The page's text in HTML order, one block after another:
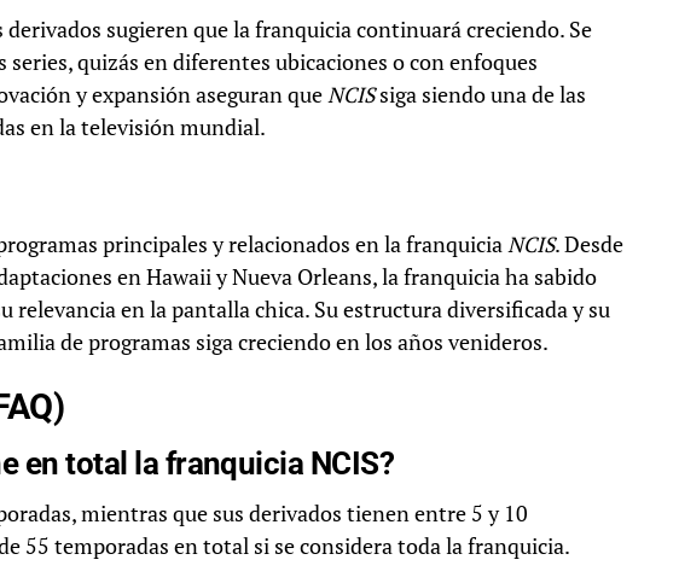
derivados sugieren que la franquicia continuará creciendo. Se
quizás en diferentes ubicaciones o con enfoques
y expansión aseguran queNCISsiga siendo una de las
en la televisión mundial.
principales y relacionados en la franquiciaNCIS. Desde
en Hawaii y Nueva Orleans, la franquicia ha sabido
relevancia en la pantalla chica. Su estructura diversificada y su
de programas siga creciendo en los años venideros.
en total la franquicia NCIS?
mientras que sus derivados tienen entre 5 y 10
55 temporadas en total si se considera toda la franquicia.